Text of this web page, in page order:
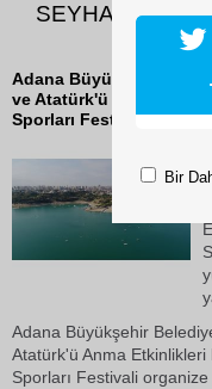
SEYHAN
Adana Büyükşehir
ve Atatürk'ü Anma
Sporları Festivali'nde
Adana Büyükşehir
Atatürk'ü Anma Etkinlikleri
Sporları Festivali
Bir